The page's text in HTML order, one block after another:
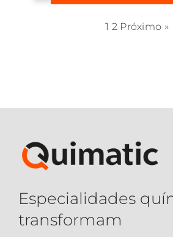
1 2 Próximo »
Especialidades
transformam